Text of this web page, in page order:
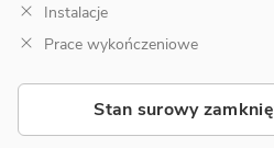
Instalacje
Prace wykończeniowe
Stan surowy